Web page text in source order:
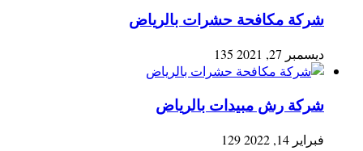
شركة مكافحة حشرات بالرياض
ديسمبر 27, 2021 135
شركة رش مبيدات بالرياض
فبراير 14, 2022 129